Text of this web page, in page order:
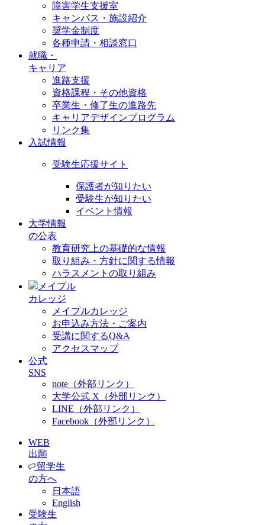
障害学生支援室
キャンパス・施設紹介
奨学金制度
各種申請・相談窓口
就職・
キャリア
進路支援
資格課程・その他資格
卒業生・修了生の進路先
キャリアデザインプログラム
リンク集
入試情報
受験生応援サイト
保護者が知りたい
受験生が知りたい
イベント情報
大学情報
の公表
教育研究上の基礎的な情報
取り組み・方針に関する情報
ハラスメントの取り組み
メイプル
カレッジ
メイプルカレッジ
お申込み方法・ご案内
受講に関するQ&A
アクセスマップ
公式
SNS
note（外部リンク）
大学公式 X（外部リンク）
LINE（外部リンク）
Facebook（外部リンク）
WEB
出願
留学生
の方へ
日本語
English
受験生